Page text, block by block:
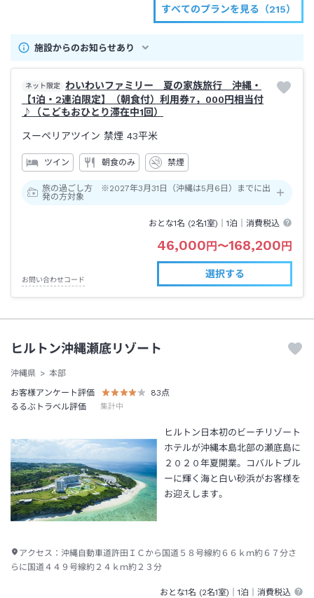
すべてのプランを見る（215）
施設からのお知らせあり
ネット限定
わいわいファミリー 夏の家族旅行 沖縄・
【1泊・2連泊限定】（朝食付）利用券7，000円相当付
♪（こどもおひとり滞在中1回）
スーペリアツイン 禁煙 43平米
ツイン 朝食のみ 禁煙
旅の過ごし方 ※2027年3月31日（沖縄は5月6日）までに出
発の方対象
おとな1名 (2名1室)｜1泊 ｜消費税込
46,000円〜168,200円
お問い合わせコード
選択する
ヒルトン沖縄瀬底リゾート
沖縄県
本部
お客様アンケート評価
83点
るるぶトラベル評価
集計中
ヒルトン日本初のビーチリゾート
ホテルが沖縄本島北部の瀬底島に
２０２０年夏開業。コバルトブル
ーに輝く海と白い砂浜がお客様を
お迎えします。
アクセス： 沖縄自動車道許田ＩＣから国道５８号線約６６ｋｍ約６７分さ
らに国道４４９号線約２４ｋｍ約２３分
おとな1名 (2名1室)｜1泊 ｜消費税込